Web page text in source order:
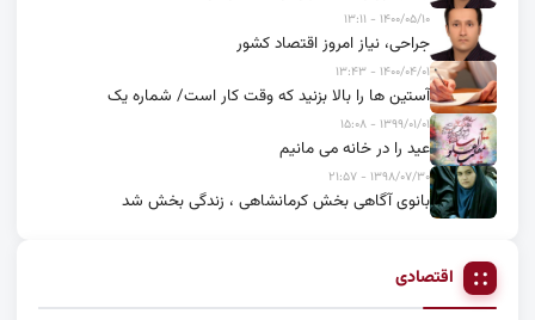
۱۴۰۰/۰۵/۱۰ - ۱۳:۱۱
جراحی، نیاز امروز اقتصاد کشور
۱۴۰۰/۰۴/۰۱ - ۱۳:۴۳
آستین ها را بالا بزنید که وقت کار است/ شماره یک
۱۳۹۹/۰۱/۰۱ - ۱۵:۰۸
عید را در خانه می مانیم
۱۳۹۸/۰۷/۳۰ - ۲۱:۵۷
بانوی آگاهی بخش کرمانشاهی ، زندگی بخش شد
اقتصادی